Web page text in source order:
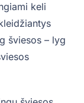
keli
šviesos – lyg